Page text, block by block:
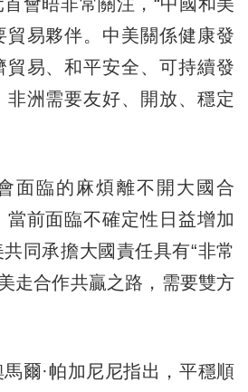
會晤非常關注，“中國和美
貿易夥伴。中美關係健康發
貿易、和平安全、可持續發
非洲需要友好、開放、穩定
臨的麻煩離不開大國合
前面臨不確定性日益增加
同承擔大國責任具有“非常
走合作共贏之路，需要雙方
·帕加尼尼指出，平穩順